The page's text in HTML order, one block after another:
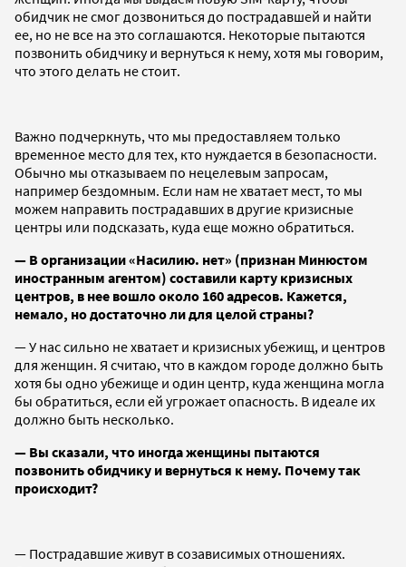
обидчик не смог дозвониться до пострадавшей и найти
ее, но не все на это соглашаются. Некоторые пытаются
позвонить обидчику и вернуться к нему, хотя мы говорим,
что этого делать не стоит.
Важно подчеркнуть, что мы предоставляем только
временное место для тех, кто нуждается в безопасности.
Обычно мы отказываем по нецелевым запросам,
например бездомным. Если нам не хватает мест, то мы
можем направить пострадавших в другие кризисные
центры или подсказать, куда еще можно обратиться.
— В организации «Насилию. нет» (признан Минюстом
иностранным агентом) составили карту кризисных
центров, в нее вошло около 160 адресов. Кажется,
немало, но достаточно ли для целой страны?
— У нас сильно не хватает и кризисных убежищ, и центров
для женщин. Я считаю, что в каждом городе должно быть
хотя бы одно убежище и один центр, куда женщина могла
бы обратиться, если ей угрожает опасность. В идеале их
должно быть несколько.
— Вы сказали, что иногда женщины пытаются
позвонить обидчику и вернуться к нему. Почему так
происходит?
— Пострадавшие живут в созависимых отношениях.